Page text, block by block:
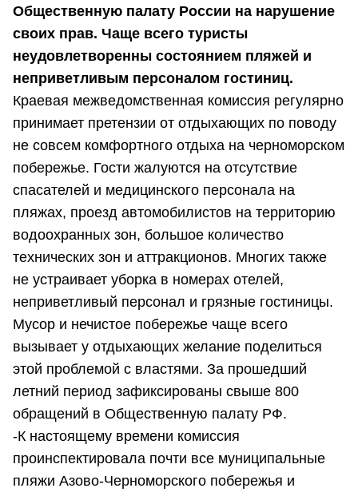
Общественную палату России на нарушение
своих прав. Чаще всего туристы
неудовлетворенны состоянием пляжей и
неприветливым персоналом гостиниц.
Краевая межведомственная комиссия регулярно
принимает претензии от отдыхающих по поводу
не совсем комфортного отдыха на черноморском
побережье. Гости жалуются на отсутствие
спасателей и медицинского персонала на
пляжах, проезд автомобилистов на территорию
водоохранных зон, большое количество
технических зон и аттракционов. Многих также
не устраивает уборка в номерах отелей,
неприветливый персонал и грязные гостиницы.
Мусор и нечистое побережье чаще всего
вызывает у отдыхающих желание поделиться
этой проблемой с властями. За прошедший
летний период зафиксированы свыше 800
обращений в Общественную палату РФ.
-К настоящему времени комиссия
проинспектировала почти все муниципальные
пляжи Азово-Черноморского побережья и